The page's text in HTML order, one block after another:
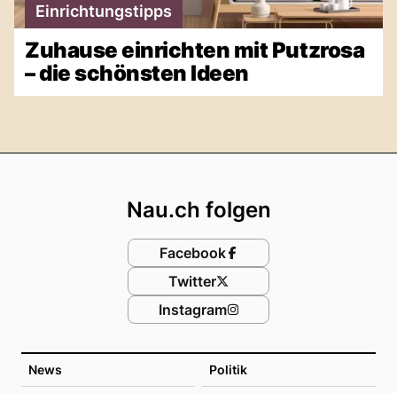
Einrichtungstipps
Zuhause einrichten mit Putzrosa
– die schönsten Ideen
News Politik
Nau.ch folgen
Facebook
Twitter
Instagram